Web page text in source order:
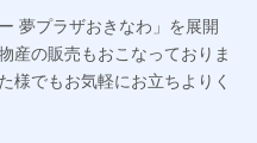
夢プラザおきなわ」を展開
産の販売もおこなっておりま
様でもお気軽にお立ちよりく